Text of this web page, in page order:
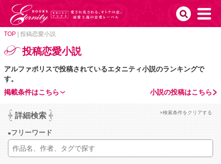
TOP 投稿恋愛小説
投稿恋愛小説
アルファポリスで投稿されているエタニティ小説のランキングで
す。
小説の投稿はこちら
掲載条件はこちら
詳細検索 ×検索条件をクリアする
フリーワード